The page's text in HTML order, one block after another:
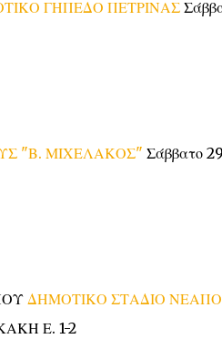
ΓΗΠΕΔΟ ΠΕΤΡΙΝΑΣ
"Β. ΜΙΧΕΛΑΚΟΣ" Σάββατο
ΔΗΜΟΤΙΚΟ ΣΤΑΔΙΟ
Ε. 1-2